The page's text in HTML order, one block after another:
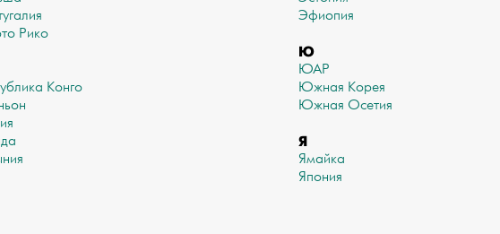
Рико
Конго
Эфиопия
Ю
ЮАР
Южная Корея
Южная Осетия
Я
Ямайка
Япония